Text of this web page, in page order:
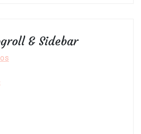
& Sidebar